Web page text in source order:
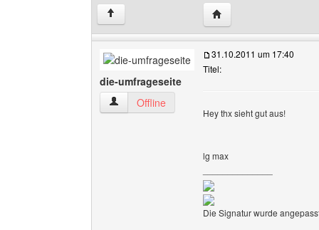
↑ Website dieses
die-umfrageseite
die-umfrageseite Benutzer-Profile anzeigen
Offline
31.10.2011 um 17:40
Titel:
Hey thx sieht gut aus!
lg max
Die Signatur wurde